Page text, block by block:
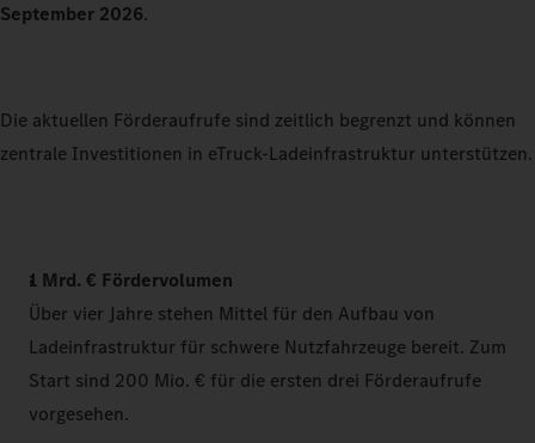
September 2026.
Die aktuellen Förderaufrufe sind zeitlich begrenzt und können
zentrale Investitionen in eTruck-Ladeinfrastruktur unterstützen.
1 Mrd. € Fördervolumen
Über vier Jahre stehen Mittel für den Aufbau von
Ladeinfrastruktur für schwere Nutzfahrzeuge bereit. Zum
Start sind 200 Mio. € für die ersten drei Förderaufrufe
vorgesehen.